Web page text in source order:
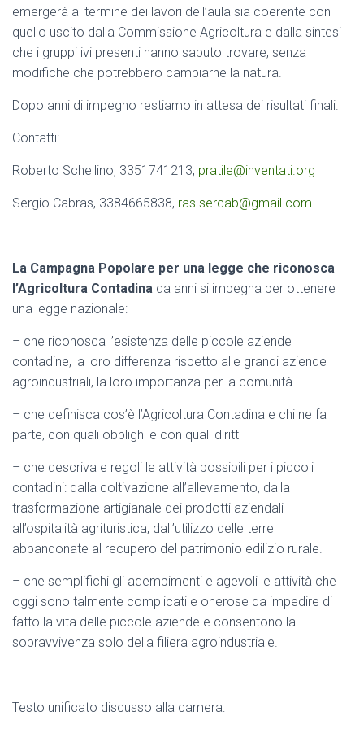
emergerà al termine dei lavori dell’aula sia coerente con
quello uscito dalla Commissione Agricoltura e dalla sintesi
che i gruppi ivi presenti hanno saputo trovare, senza
modifiche che potrebbero cambiarne la natura.
Dopo anni di impegno restiamo in attesa dei risultati finali.
Contatti:
Roberto Schellino, 3351741213, pratile@inventati.org
Sergio Cabras, 3384665838, ras.sercab@gmail.com
La Campagna Popolare per una legge che riconosca
l’Agricoltura Contadina da anni si impegna per ottenere
una legge nazionale:
– che riconosca l’esistenza delle piccole aziende
contadine, la loro differenza rispetto alle grandi aziende
agroindustriali, la loro importanza per la comunità
– che definisca cos’è l’Agricoltura Contadina e chi ne fa
parte, con quali obblighi e con quali diritti
– che descriva e regoli le attività possibili per i piccoli
contadini: dalla coltivazione all’allevamento, dalla
trasformazione artigianale dei prodotti aziendali
all’ospitalità agrituristica, dall’utilizzo delle terre
abbandonate al recupero del patrimonio edilizio rurale.
– che semplifichi gli adempimenti e agevoli le attività che
oggi sono talmente complicati e onerose da impedire di
fatto la vita delle piccole aziende e consentono la
sopravvivenza solo della filiera agroindustriale.
Testo unificato discusso alla camera: